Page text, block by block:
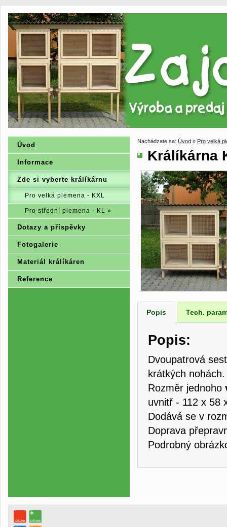
Úvod
Informace
Zde si vyberte králíkárnu
Pro velká plemena - KXL
Pro střední plemena - KL »
Dotazy a příspěvky
Fotogalerie
Materiál králíkáren
Reference
Nachádzate sa: Úvod » Pro velká
Králíkárna
Popis Tech.
Popis:
Dvoupatrová
krátkých nohách.
Rozměr jednoho
uvnitř - 112 x
Dodává se v
Doprava
Podrobný